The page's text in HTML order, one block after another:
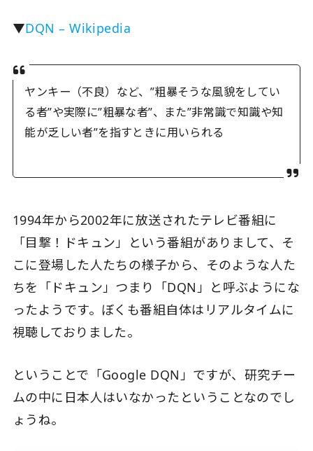
▼DQN – Wikipedia
ヤンキー（不良）など、”粗暴そうな風貌をしてい
る者”や実際に”粗暴な者”、また”非常識で知識や知
能が乏しい者”を指すときに用いられる
1994年から2002年に放送されたテレビ番組に
「目撃！ドキュン」という番組がありまして、そ
こに登場した人たちの様子から、そのような人た
ちを「ドキュン」つまり「DQN」と呼ぶようにな
ったようです。ぼくも番組自体はリアルタイムに
視聴しておりました。
ということで「Google DQN」ですが、研究チー
ムの中に日本人はいなかったということなのでし
ょうね。